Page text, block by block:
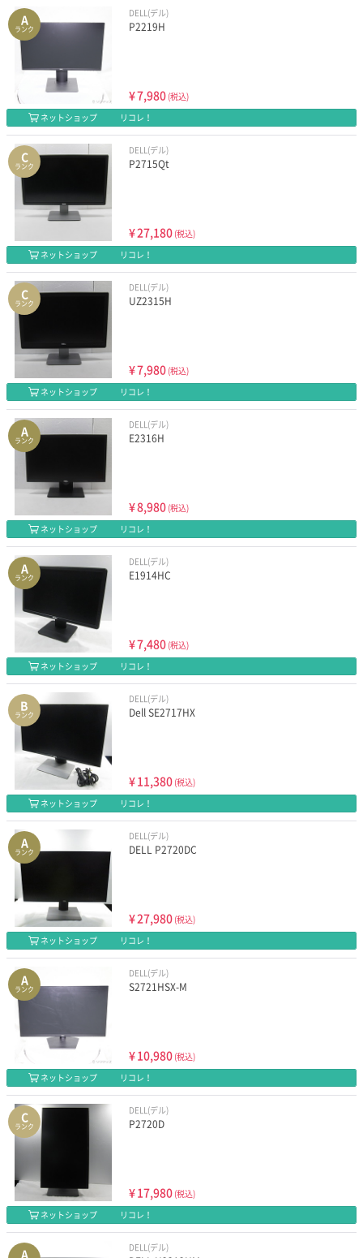
A
ランク
DELL(デル)
P2219H
¥7,980 (税込)
ネットショップ
リコレ！
C
ランク
DELL(デル)
P2715Qt
¥27,180 (税込)
ネットショップ
リコレ！
C
ランク
DELL(デル)
UZ2315H
¥7,980 (税込)
ネットショップ
リコレ！
A
ランク
DELL(デル)
E2316H
¥8,980 (税込)
ネットショップ
リコレ！
A
ランク
DELL(デル)
E1914HC
¥7,480 (税込)
ネットショップ
リコレ！
B
ランク
DELL(デル)
Dell SE2717HX
¥11,380 (税込)
ネットショップ
リコレ！
A
ランク
DELL(デル)
DELL P2720DC
¥27,980 (税込)
ネットショップ
リコレ！
A
ランク
DELL(デル)
S2721HSX-M
¥10,980 (税込)
ネットショップ
リコレ！
C
ランク
DELL(デル)
P2720D
¥17,980 (税込)
ネットショップ
リコレ！
A DELL(デル)